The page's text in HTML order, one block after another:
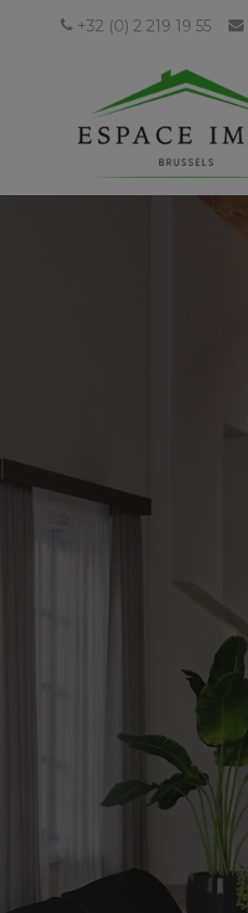
+32 (0) 2 219 19 55